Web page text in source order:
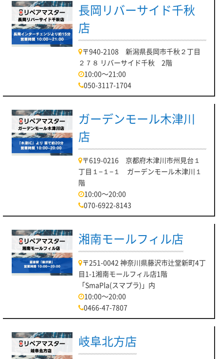
長岡リバーサイド千秋
店
〒940-2108 新潟県長岡市千秋２丁目
２７８ リバーサイド千秋 2階
10:00～21:00
050-3117-1704
ガーデンモール木津川
店
〒619-0216 京都府木津川市州見台１
丁目１−１−１ ガーデンモール木津川１
階
10:00～20:00
070-6922-8143
湘南モールフィル店
〒251-0042 神奈川県藤沢市辻堂新町4丁
目1-1湘南モールフィル店1階
「SmaPla(スマプラ)」内
10:00～20:00
0466-47-7807
岐阜北方店